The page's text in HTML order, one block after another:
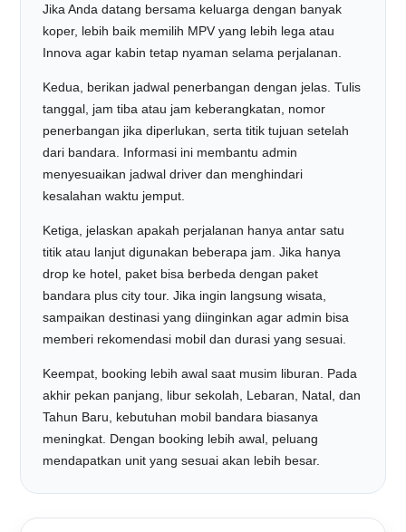
Jika Anda datang bersama keluarga dengan banyak
koper, lebih baik memilih MPV yang lebih lega atau
Innova agar kabin tetap nyaman selama perjalanan.
Kedua, berikan jadwal penerbangan dengan jelas. Tulis
tanggal, jam tiba atau jam keberangkatan, nomor
penerbangan jika diperlukan, serta titik tujuan setelah
dari bandara. Informasi ini membantu admin
menyesuaikan jadwal driver dan menghindari
kesalahan waktu jemput.
Ketiga, jelaskan apakah perjalanan hanya antar satu
titik atau lanjut digunakan beberapa jam. Jika hanya
drop ke hotel, paket bisa berbeda dengan paket
bandara plus city tour. Jika ingin langsung wisata,
sampaikan destinasi yang diinginkan agar admin bisa
memberi rekomendasi mobil dan durasi yang sesuai.
Keempat, booking lebih awal saat musim liburan. Pada
akhir pekan panjang, libur sekolah, Lebaran, Natal, dan
Tahun Baru, kebutuhan mobil bandara biasanya
meningkat. Dengan booking lebih awal, peluang
mendapatkan unit yang sesuai akan lebih besar.